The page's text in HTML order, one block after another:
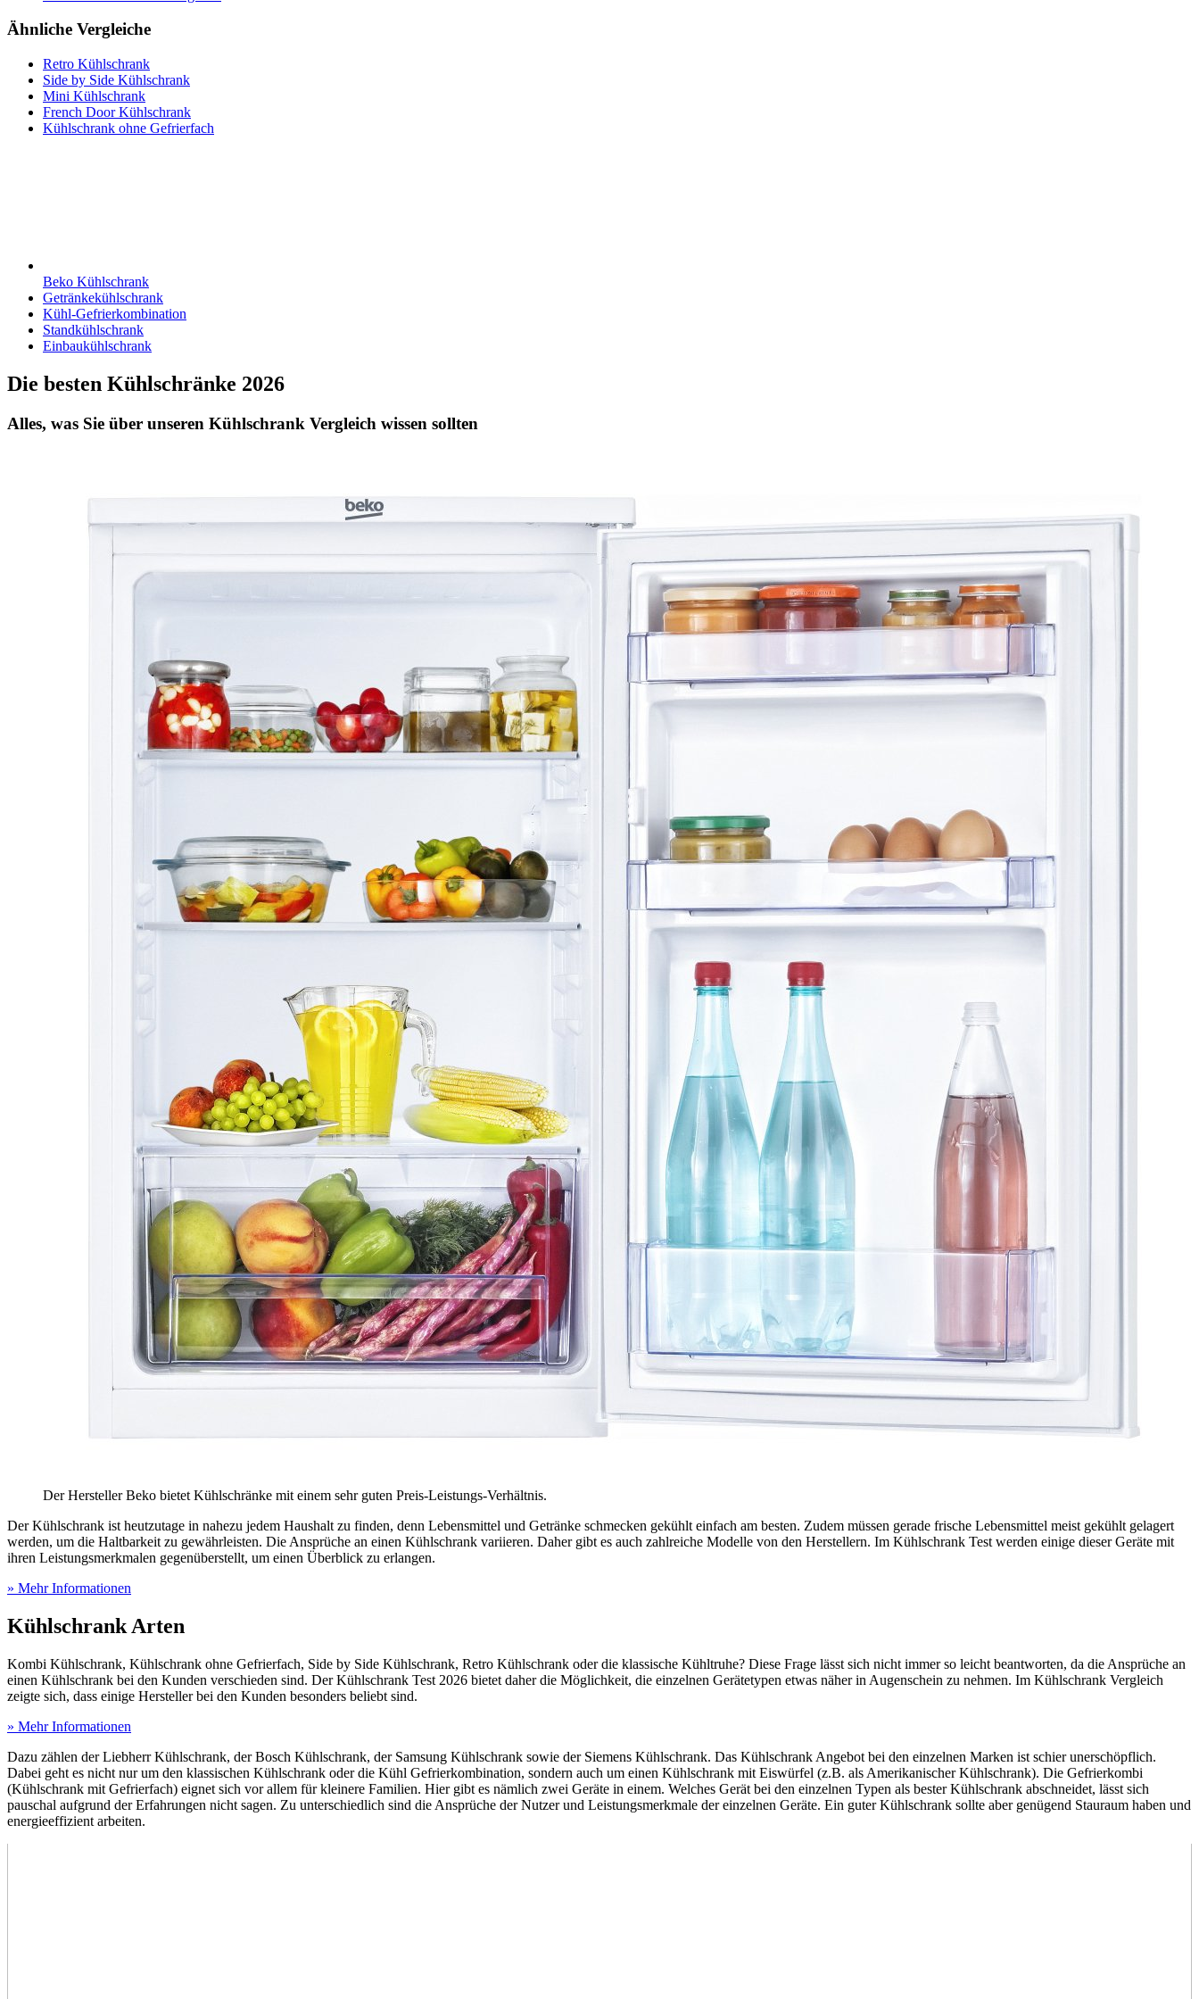
Ähnliche Vergleiche
Retro Kühlschrank
Side by Side Kühlschrank
Mini Kühlschrank
French Door Kühlschrank
Kühlschrank ohne Gefrierfach
Beko Kühlschrank
Getränkekühlschrank
Kühl-Gefrierkombination
Standkühlschrank
Einbaukühlschrank
Die besten Kühlschränke 2026
Alles, was Sie über unseren Kühlschrank Vergleich wissen sollten
Der Hersteller Beko bietet Kühlschränke mit einem sehr guten Preis-Leistungs-Verhältnis.
Der Kühlschrank ist heutzutage in nahezu jedem Haushalt zu finden, denn Lebensmittel und Getränke schmecken gekühlt einfach am besten. Zudem müssen gerade frische Lebensmittel meist gekühlt gelagert
werden, um die Haltbarkeit zu gewährleisten. Die Ansprüche an einen Kühlschrank variieren. Daher gibt es auch zahlreiche Modelle von den Herstellern. Im Kühlschrank Test werden einige dieser Geräte mit
ihren Leistungsmerkmalen gegenüberstellt, um einen Überblick zu erlangen.
» Mehr Informationen
Kühlschrank Arten
Kombi Kühlschrank, Kühlschrank ohne Gefrierfach, Side by Side Kühlschrank, Retro Kühlschrank oder die klassische Kühltruhe? Diese Frage lässt sich nicht immer so leicht beantworten, da die Ansprüche an
einen Kühlschrank bei den Kunden verschieden sind. Der Kühlschrank Test 2026 bietet daher die Möglichkeit, die einzelnen Gerätetypen etwas näher in Augenschein zu nehmen. Im Kühlschrank Vergleich
zeigte sich, dass einige Hersteller bei den Kunden besonders beliebt sind.
» Mehr Informationen
Dazu zählen der Liebherr Kühlschrank, der Bosch Kühlschrank, der Samsung Kühlschrank sowie der Siemens Kühlschrank. Das Kühlschrank Angebot bei den einzelnen Marken ist schier unerschöpflich.
Dabei geht es nicht nur um den klassischen Kühlschrank oder die Kühl Gefrierkombination, sondern auch um einen Kühlschrank mit Eiswürfel (z.B. als Amerikanischer Kühlschrank). Die Gefrierkombi
(Kühlschrank mit Gefrierfach) eignet sich vor allem für kleinere Familien. Hier gibt es nämlich zwei Geräte in einem. Welches Gerät bei den einzelnen Typen als bester Kühlschrank abschneidet, lässt sich
pauschal aufgrund der Erfahrungen nicht sagen. Zu unterschiedlich sind die Ansprüche der Nutzer und Leistungsmerkmale der einzelnen Geräte. Ein guter Kühlschrank sollte aber genügend Stauraum haben und
energieeffizient arbeiten.